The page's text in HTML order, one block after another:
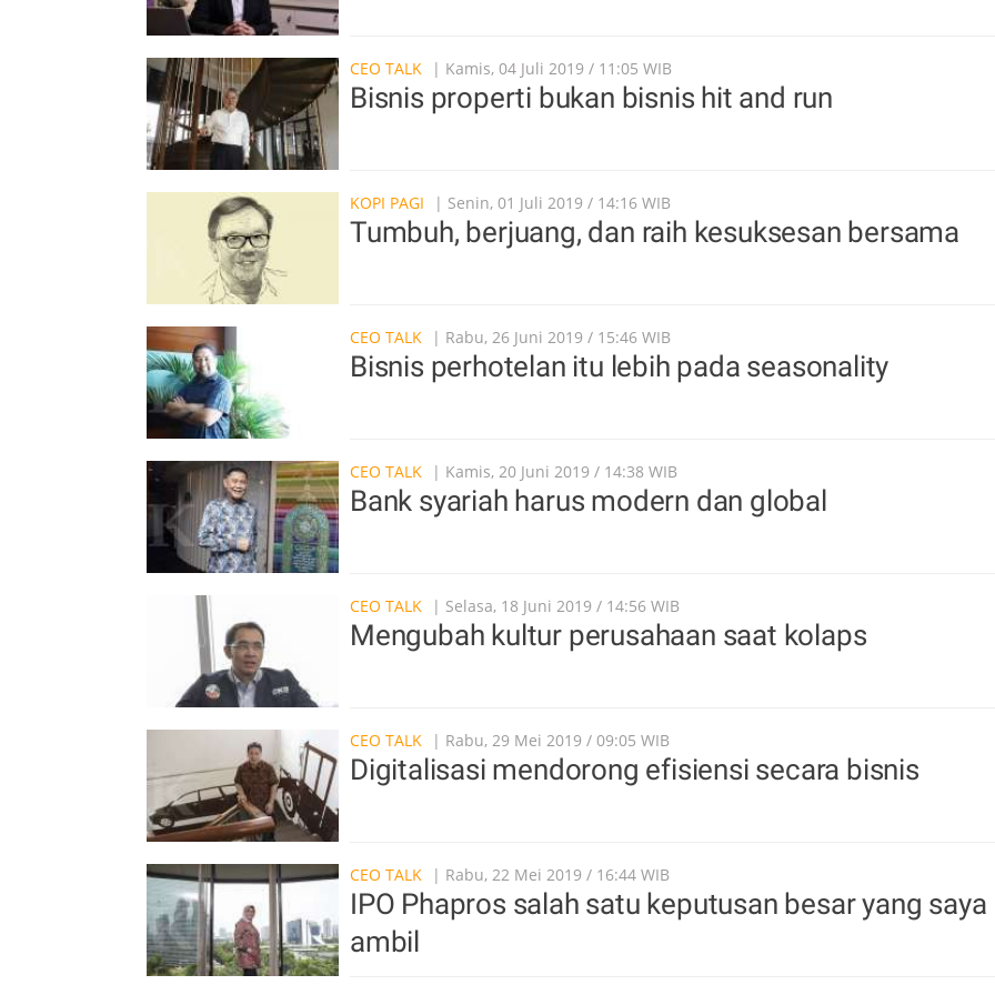
CEO TALK | Kamis, 04 Juli 2019 / 11:05 WIB
Bisnis properti bukan bisnis hit and run
KOPI PAGI | Senin, 01 Juli 2019 / 14:16 WIB
Tumbuh, berjuang, dan raih kesuksesan bersama
CEO TALK | Rabu, 26 Juni 2019 / 15:46 WIB
Bisnis perhotelan itu lebih pada seasonality
CEO TALK | Kamis, 20 Juni 2019 / 14:38 WIB
Bank syariah harus modern dan global
CEO TALK | Selasa, 18 Juni 2019 / 14:56 WIB
Mengubah kultur perusahaan saat kolaps
CEO TALK | Rabu, 29 Mei 2019 / 09:05 WIB
Digitalisasi mendorong efisiensi secara bisnis
CEO TALK | Rabu, 22 Mei 2019 / 16:44 WIB
IPO Phapros salah satu keputusan besar yang saya
ambil